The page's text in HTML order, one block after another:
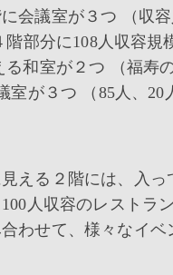
会議室が３つ （収
部分に108人収容規
和室が２つ （福寿
室が３つ （85人、20
える２階には、入っ
人収容のレストラ
わせて、様々なイベ